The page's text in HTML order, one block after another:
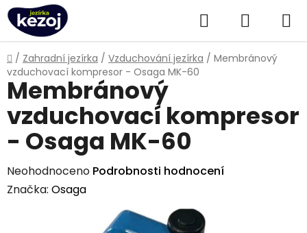
Přejít
na
obsah
Hledat
KOŠÍK
Domů
/ Zahradní jezírka / Vzduchování jezírka / Membránový
vzduchovací kompresor - Osaga MK-60
Membránový
vzduchovací kompresor
- Osaga MK-60
Průměrné
hodnocení
Neohodnoceno Podrobnosti hodnocení
Značka: Osaga